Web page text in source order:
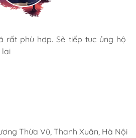
Ở đây có rất nhiều mặt
lựa chọn. Nhân viên chuyên
rất phù hợp. Sẽ tiếp tục ủng hộ
lai
trở thành khách hàng thân thiết
ơi
con từ khi các bé mới 1 tuổi đến
tốt, giá hợp lý
mẫu mã, đặc biệt có nhiều
50kg mua ở ngoài rất khó
Thừa Vũ, Thanh Xuân, Hà Nội